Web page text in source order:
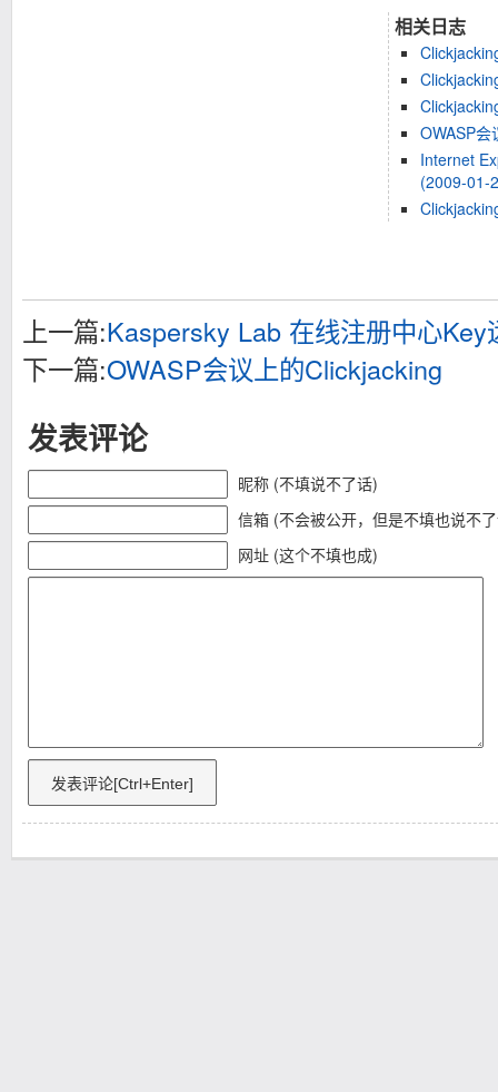
相关日志
OWASP
Internet
(2009-01-
上一篇:Kaspersky Lab 在线注册中心Key
下一篇:OWASP会议上的Clickjacking
发表评论
昵称 (不填说不了话)
信箱 (不会被公开，但是不填也说不
网址 (这个不填也成)